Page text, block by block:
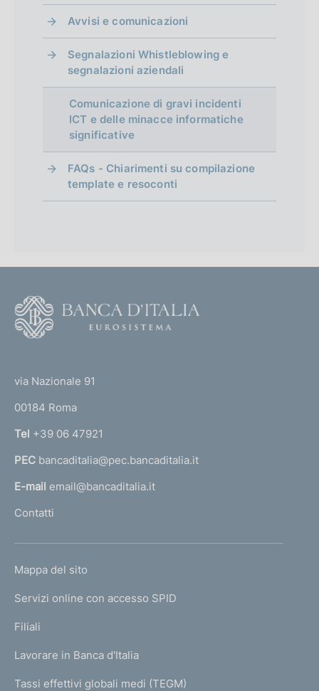
Avvisi e comunicazioni
Segnalazioni Whistleblowing e
segnalazioni aziendali
Comunicazione di gravi incidenti
ICT e delle minacce informatiche
significative
FAQs - Chiarimenti su compilazione
template e resoconti
r
n
a
l
'
m
e
a
g
via Nazionale 91
00184 Roma
Tel +39 06 47921
PEC bancaditalia@pec.bancaditalia.it
E-mail email@bancaditalia.it
Contatti
L
N
K
T
I
Mappa del sito
Servizi online con accesso SPID
Filiali
Lavorare in Banca d'Italia
Tassi effettivi globali medi (TEGM)